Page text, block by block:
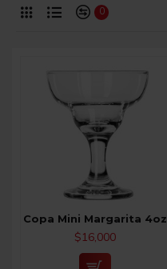
0
Copa Mini Margarita 4oz
$16,000